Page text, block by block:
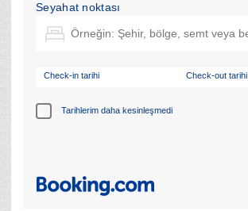
Seyahat noktası
Check-in tarihi Check-out tarihi
Tarihlerim daha kesinleşmedi